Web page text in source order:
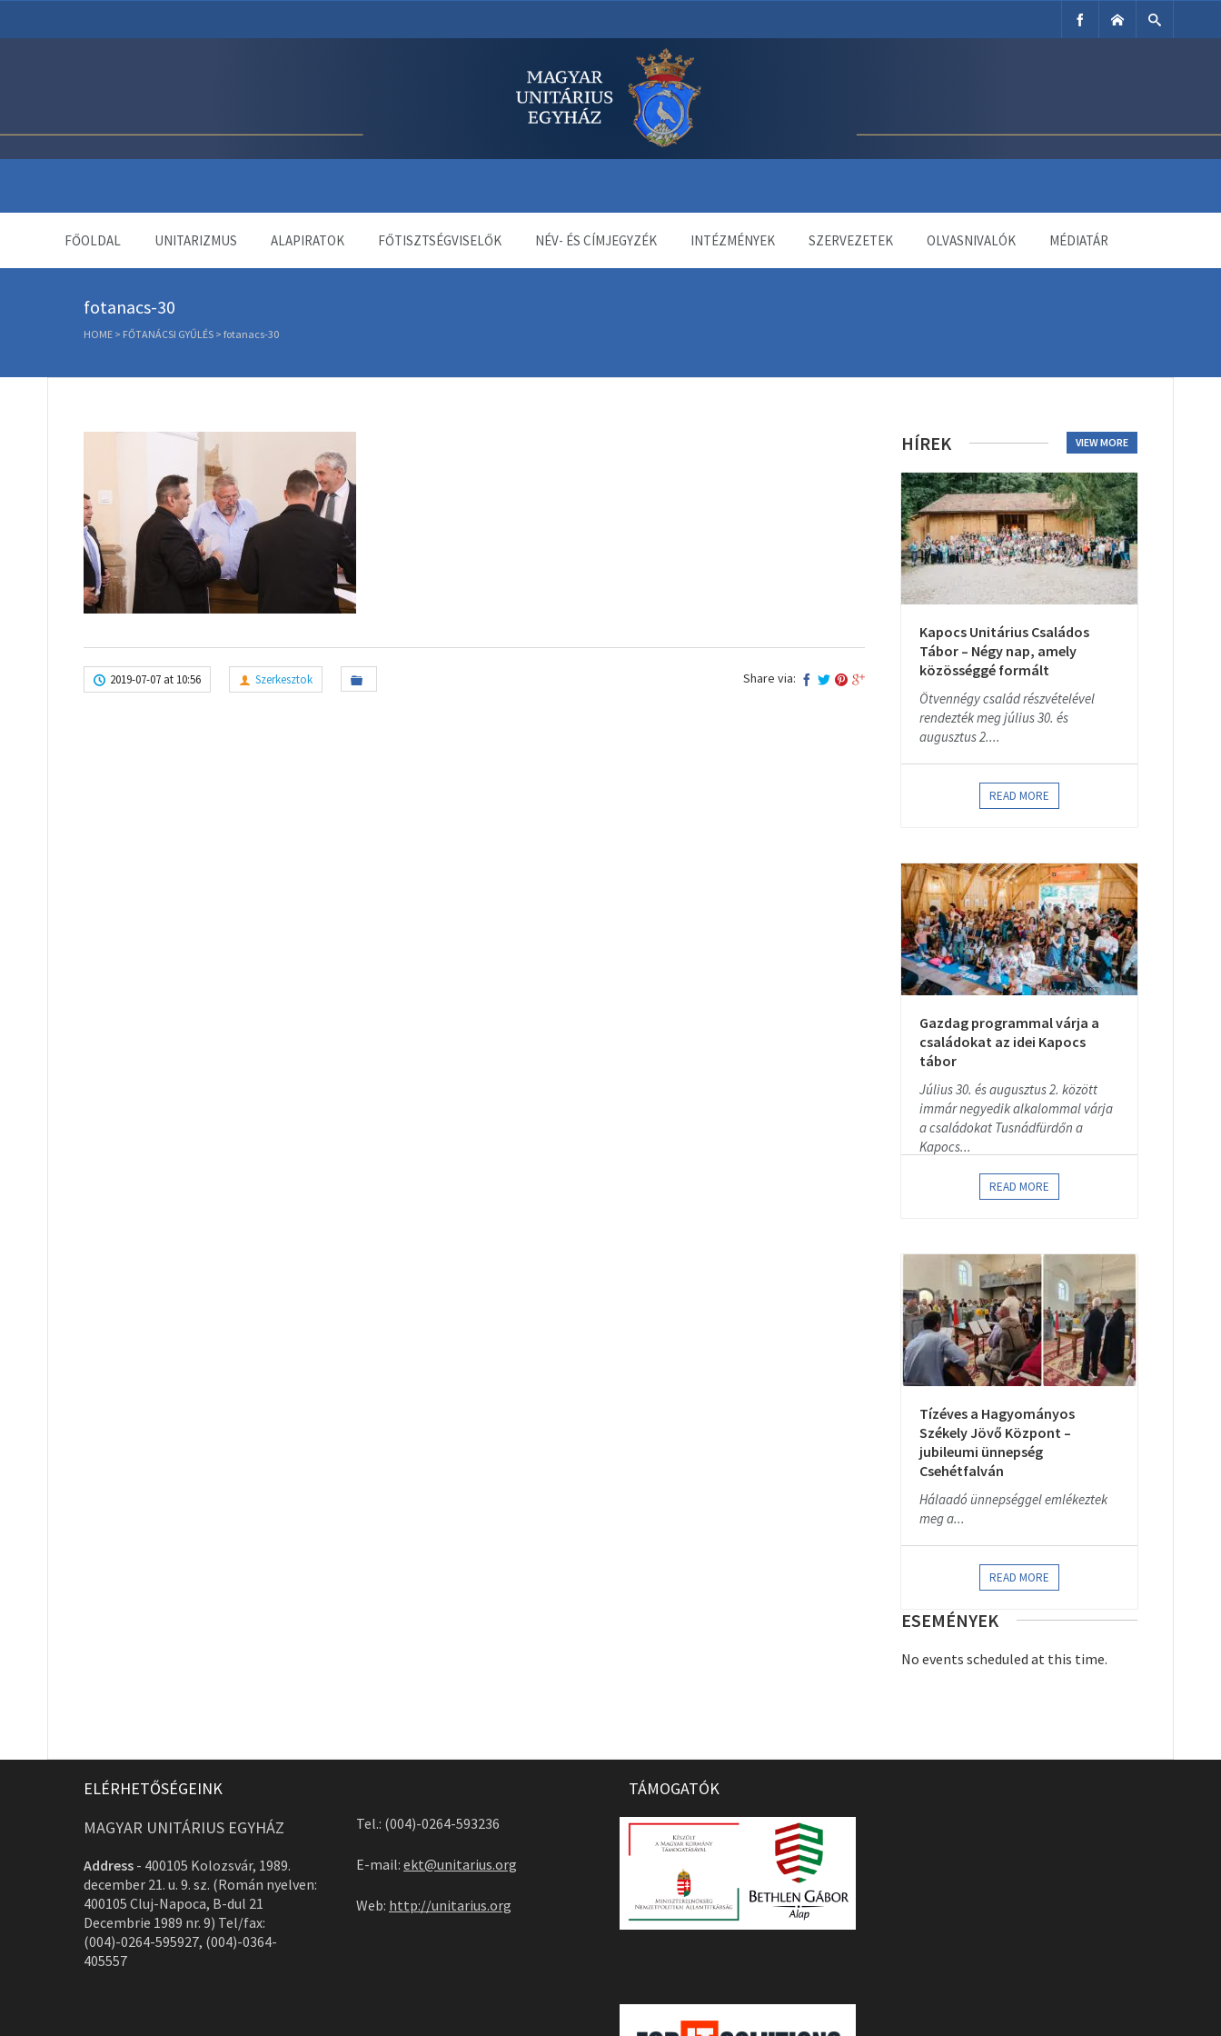
FŐOLDAL UNITARIZMUS ALAPIRATOK FŐTISZTSÉGVISELŐK NÉV- ÉS CÍMJEGYZÉK INTÉZMÉNYEK SZERVEZETEK OLVASNIVALÓK MÉDIATÁR
fotanacs-30
HOME > FŐTANÁCSI GYŰLÉS > fotanacs-30
2019-07-07 at 10:56 Szerkesztok Share via:
HÍREK VIEW MORE
Kapocs Unitárius Családos
Tábor – Négy nap, amely
közösséggé formált
Ötvennégy család részvételével
rendezték meg július 30. és
augusztus 2....
READ MORE
Gazdag programmal várja a
családokat az idei Kapocs
tábor
Július 30. és augusztus 2. között
immár negyedik alkalommal várja
a családokat Tusnádfürdőn a
Kapocs...
READ MORE
Tízéves a Hagyományos
Székely Jövő Központ –
jubileumi ünnepség
Csehétfalván
Hálaadó ünnepséggel emlékeztek
meg a...
READ MORE
ESEMÉNYEK
No events scheduled at this time.
ELÉRHETŐSÉGEINK
MAGYAR UNITÁRIUS EGYHÁZ
Address - 400105 Kolozsvár, 1989.
december 21. u. 9. sz. (Román nyelven:
400105 Cluj-Napoca, B-dul 21
Decembrie 1989 nr. 9) Tel/fax:
(004)-0264-595927, (004)-0364-
405557
Tel.: (004)-0264-593236
E-mail: ekt@unitarius.org
Web: http://unitarius.org
TÁMOGATÓK